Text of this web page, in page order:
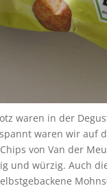
waren in der
waren wir auf
von Van der
und würzig. Auch